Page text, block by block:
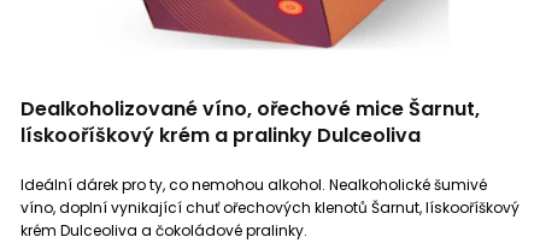
Dealkoholizované víno, ořechové mice Šarnut,
lískooříškový krém a pralinky Dulceoliva
Ideální dárek pro ty, co nemohou alkohol. Nealkoholické šumivé
víno, doplní vynikající chuť ořechových klenotů Šarnut, lískooříškový
krém Dulceoliva a čokoládové pralinky.